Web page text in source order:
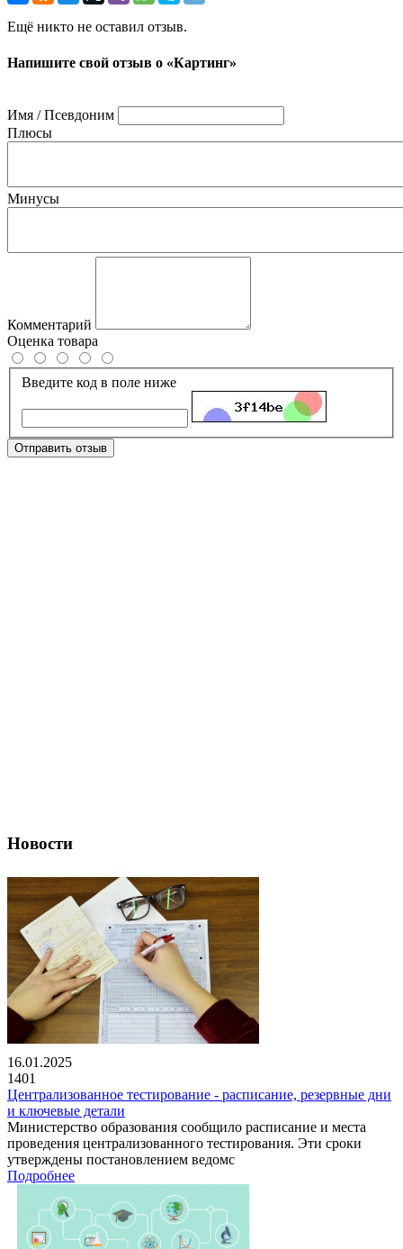
Ещё никто не оставил отзыв.
Напишите свой отзыв о «Картинг»
Имя / Псевдоним
Плюсы
Минусы
Комментарий
Оценка товара
Введите код в поле ниже
Отправить отзыв
Новости
16.01.2025
1401
Централизованное тестирование - расписание, резервные дни
и ключевые детали
Министерство образования сообщило расписание и места
проведения централизованного тестирования. Эти сроки
утверждены постановлением ведомс
Подробнее